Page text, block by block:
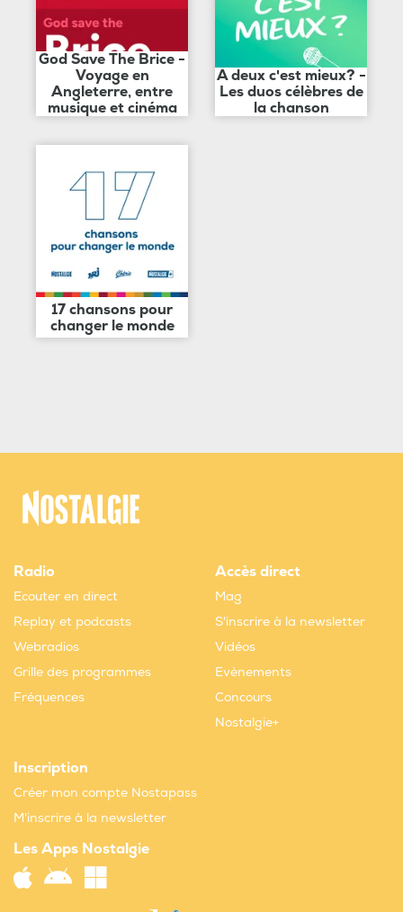
God Save The Brice -
Voyage en
Angleterre, entre
musique et cinéma
A deux c'est mieux? -
Les duos célèbres de
la chanson
17 chansons pour
changer le monde
Radio
Ecouter en direct
Replay et podcasts
Webradios
Grille des programmes
Fréquences
Accès direct
Mag
S'inscrire à la newsletter
Vidéos
Evènements
Concours
Nostalgie+
Inscription
Créer mon compte Nostapass
M'inscrire à la newsletter
Les Apps Nostalgie